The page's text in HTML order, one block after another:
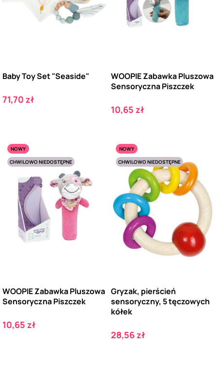
Baby Toy Set "Seaside"
Cena
71,70 zł
WOOPIE Zabawka Pluszowa
Sensoryczna Piszczek
Cena
10,65 zł
NOWY
CHWILOWO NIEDOSTĘPNE
WOOPIE Zabawka Pluszowa
Sensoryczna Piszczek
Cena
10,65 zł
NOWY
CHWILOWO NIEDOSTĘPNE
Gryzak, pierścień
sensoryczny, 5 tęczowych
kółek
Cena
28,56 zł